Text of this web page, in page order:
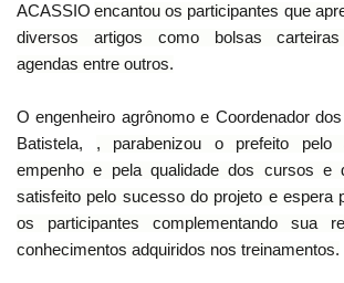
ACASSIO encantou os participantes que
diversos artigos como bolsas
agendas entre outros.
O engenheiro agrônomo e Coordenador
Batistela, , parabenizou o prefeito pelo
empenho e pela qualidade dos cursos e
satisfeito pelo sucesso do projeto e espera
os participantes complementando sua
conhecimentos adquiridos nos treinamentos.